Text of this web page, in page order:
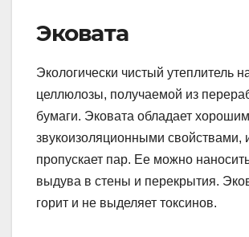
Эковата
Экологически чистый утеплитель
целлюлозы, получаемой из
бумаги. Эковата обладает
звукоизоляционными свойствами,
пропускает пар. Ее можно
выдува в стены и перекрытия.
горит и не выделяет токсинов.